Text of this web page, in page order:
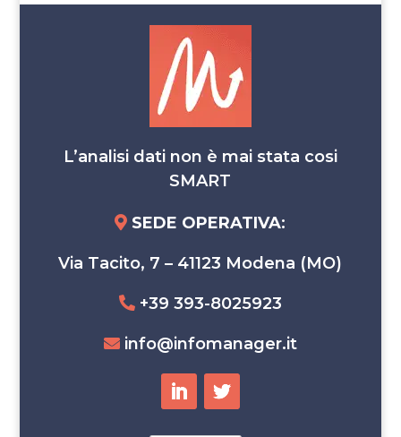
L’analisi dati non è mai stata cosi
SMART
SEDE OPERATIVA:
Via Tacito, 7 – 41123 Modena (MO)
+39 393-8025923
info@infomanager.it